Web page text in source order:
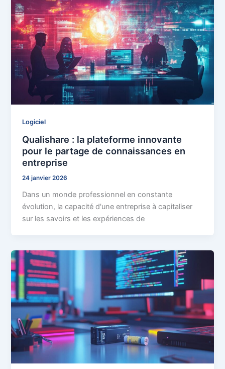
Logiciel
Qualishare : la plateforme innovante
pour le partage de connaissances en
entreprise
24 janvier 2026
Dans un monde professionnel en constante
évolution, la capacité d'une entreprise à capitaliser
sur les savoirs et les expériences de